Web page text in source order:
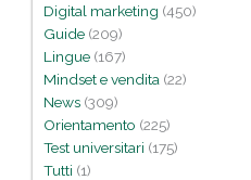
Digital marketing (450)
Guide (209)
Lingue (167)
Mindset e vendita (22)
News (309)
Orientamento (225)
Test universitari (175)
Tutti (1)